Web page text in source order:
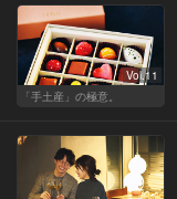
Vol.11
「手土産」の極意。